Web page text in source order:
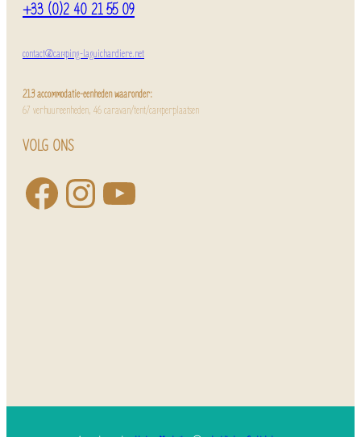
+33 (0)2 40 21 55 09
contact@camping-laguichardiere.net
213 accommodatie-eenheden waaronder:
67 verhuureenheden, 46 caravan/tent/camperplaatsen
VOLG ONS